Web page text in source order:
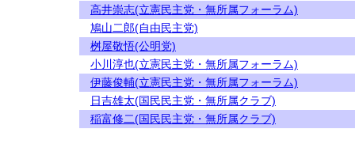
高井崇志(立憲民主党・無所属フォーラム)
鳩山二郎(自由民主党)
桝屋敬悟(公明党)
小川淳也(立憲民主党・無所属フォーラム)
伊藤俊輔(立憲民主党・無所属フォーラム)
日吉雄太(国民民主党・無所属クラブ)
稲富修二(国民民主党・無所属クラブ)